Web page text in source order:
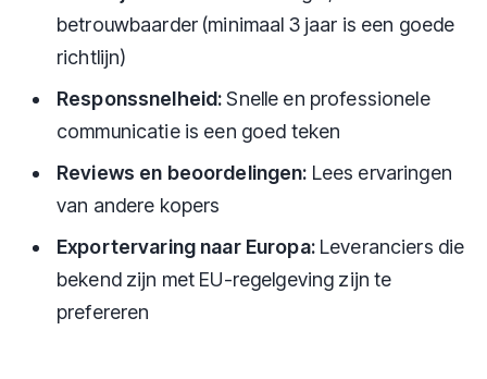
betrouwbaarder (minimaal 3 jaar is een goede
richtlijn)
Responssnelheid:Snelle en professionele
communicatie is een goed teken
Reviews en beoordelingen: Lees ervaringen
van andere kopers
Exportervaring naar Europa:Leveranciers die
bekend zijn met EU-regelgeving zijn te
prefereren